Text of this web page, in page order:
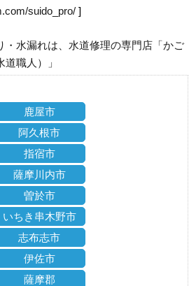
suido_pro/ ]
・水漏れは、水道修理の専門店「かご
職人）」
鹿屋市
阿久根市
指宿市
薩摩川内市
曽於市
いちき串木野市
志布志市
伊佐市
薩摩郡